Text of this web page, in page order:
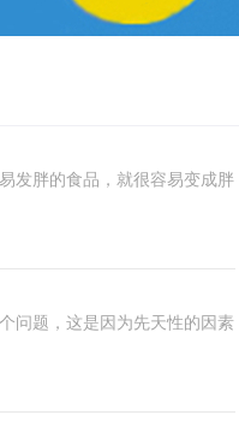
发胖的食品，就很容易变成胖
问题，这是因为先天性的因素